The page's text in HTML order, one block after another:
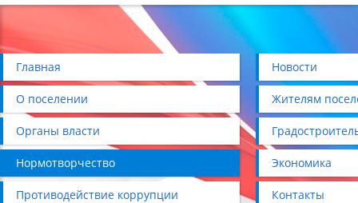
Главная Новости
О поселении Жителям
Органы власти
Нормотворчество Экономика
Противодействие коррупции Контакты